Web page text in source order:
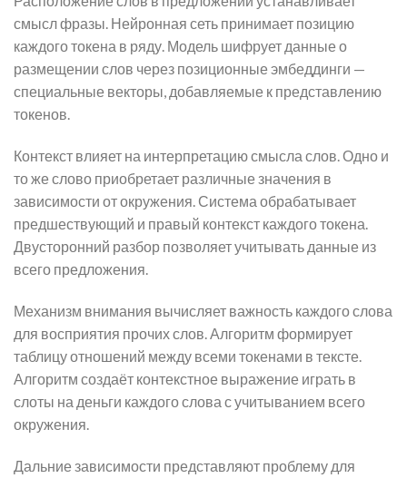
смысл фразы. Нейронная сеть принимает позицию
каждого токена в ряду. Модель шифрует данные о
размещении слов через позиционные эмбеддинги —
специальные векторы, добавляемые к представлению
токенов.
Контекст влияет на интерпретацию смысла слов. Одно и
то же слово приобретает различные значения в
зависимости от окружения. Система обрабатывает
предшествующий и правый контекст каждого токена.
Двусторонний разбор позволяет учитывать данные из
всего предложения.
Механизм внимания вычисляет важность каждого слова
для восприятия прочих слов. Алгоритм формирует
таблицу отношений между всеми токенами в тексте.
Алгоритм создаёт контекстное выражение играть в
слоты на деньги каждого слова с учитыванием всего
окружения.
Дальние зависимости представляют проблему для